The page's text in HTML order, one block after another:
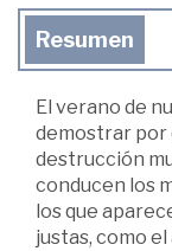
Resumen
El verano de
demostrar por
destrucción
conducen los
los que
justas, como